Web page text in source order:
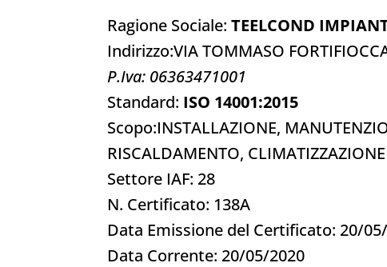
Ragione Sociale: TEELCOND
Indirizzo:VIA TOMMASO
P.Iva: 06363471001
Standard: ISO 14001:2015
Scopo:INSTALLAZIONE,
RISCALDAMENTO,
Settore IAF: 28
N. Certificato: 138A
Data Emissione del Certificato: 20/
Data Corrente: 20/05/2020